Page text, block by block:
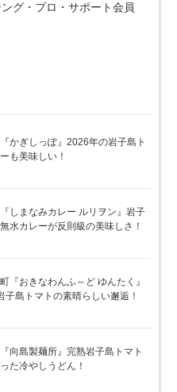
グ・プロ・サポート会員
かぎしっぽ』2026年の岩子島ト
も美味しい！
しまなみカレー ルリヲン』岩子
水カレーが反則級の美味しさ！
『おきなわんふ～ど ゆんたく』
子島トマトの素晴らしい邂逅！
向島製麺所』完熟岩子島トマト
た冷やしうどん！